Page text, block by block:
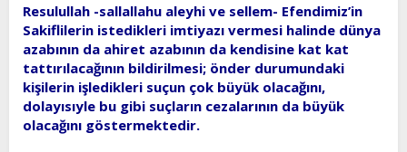
Resulullah -sallallahu aleyhi ve sellem- Efendimiz’in
Sakiflilerin istedikleri imtiyazı vermesi halinde dünya
azabının da ahiret azabının da kendisine kat kat
tattırılacağının bildirilmesi; önder durumundaki
kişilerin işledikleri suçun çok büyük olacağını,
dolayısıyle bu gibi suçların cezalarının da büyük
olacağını göstermektedir.